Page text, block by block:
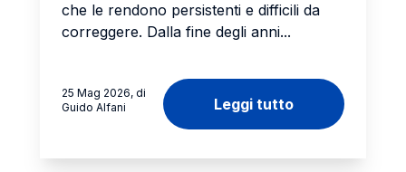
che le rendono persistenti e difficili da
correggere. Dalla fine degli anni...
25 Mag 2026, di
Guido Alfani
Leggi tutto